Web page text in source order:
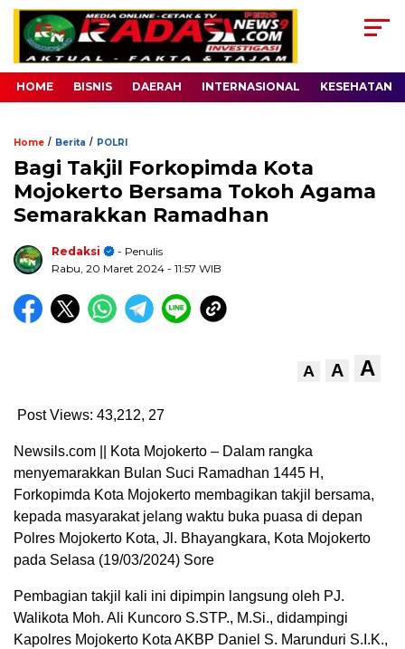
HOME BISNIS DAERAH INTERNASIONAL KESEHATAN
Home / Berita / POLRI
Bagi Takjil Forkopimda Kota
Mojokerto Bersama Tokoh Agama
Semarakkan Ramadhan
Redaksi
- Penulis
Rabu, 20 Maret 2024 - 11:57 WIB
A A A
Post Views: 43,212, 27
Newsils.com || Kota Mojokerto – Dalam rangka
menyemarakkan Bulan Suci Ramadhan 1445 H,
Forkopimda Kota Mojokerto membagikan takjil bersama,
kepada masyarakat jelang waktu buka puasa di depan
Polres Mojokerto Kota, Jl. Bhayangkara, Kota Mojokerto
pada Selasa (19/03/2024) Sore
Pembagian takjil kali ini dipimpin langsung oleh PJ.
Walikota Moh. Ali Kuncoro S.STP., M.Si., didampingi
Kapolres Mojokerto Kota AKBP Daniel S. Marunduri S.I.K.,